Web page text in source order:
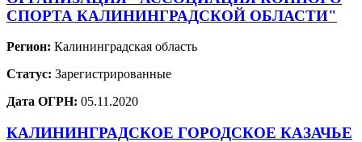
СПОРТА КАЛИНИНГРАДСКОЙ ОБЛАСТИ"
Регион: Калининградская область
Статус: Зарегистрированные
Дата ОГРН: 05.11.2020
КАЛИНИНГРАДСКОЕ ГОРОДСКОЕ КАЗАЧЬЕ